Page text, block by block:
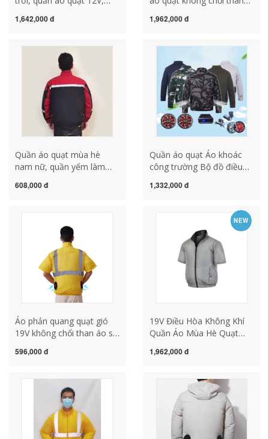
và làm mát công trường,
làm việc hàn nhiệt độ cao,
quần áo câu cá áo bảo hộ
công nhân quần áo bảo hộ
nhập khẩu
1,642,000 đ
Quần áo công sở hàn
phòng chống say nắng và
làm mát áo gile bảo hộ
đẹp quần áo lao động
1,962,000 đ
Quần áo quạt mùa hè
nam nữ, quần yếm làm
vệ say nắng, quần áo phản
608,000 đ
Quần áo quạt Áo khoác
công trường Bộ đồ điều
quạt ngoài trời cho nam
quang 14V Áo sơ mi ngụy
trang không chổi than áo
công nhân quần áo bảo hộ
cao cấp
1,332,000 đ
Áo phản quang quạt gió
19V không chổi than áo sơ
làm mát ngoài trời lạnh
áo quần áo nam áo bảo
hộ quần áo bảo hộ công
596,000 đ
NEW
19V Điều Hòa Không Khí
Quần Áo Mùa Hè Quạt
Sensi Làm Lạnh Không
Phản Quang Quạt Áo Sơ
Mi Tay Ngắn quần áo bảo
hộ lao dộng quần áo bảo
hộ lao động
1,962,000 đ